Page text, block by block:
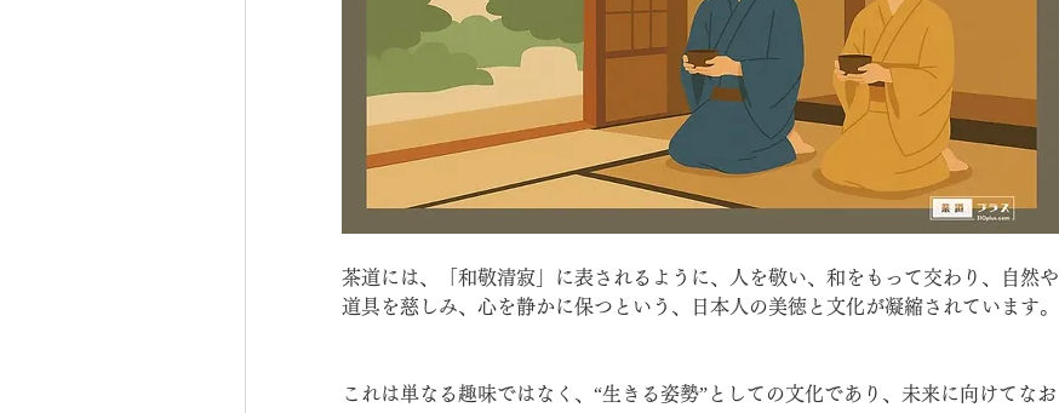
茶道には、「和敬清寂」に表されるように、人を敬い、和をもって交わり、自然や
道具を慈しみ、心を静かに保つという、日本人の美徳と文化が凝縮されています。
これは単なる趣味ではなく、“生きる姿勢”としての文化であり、未来に向けてなお